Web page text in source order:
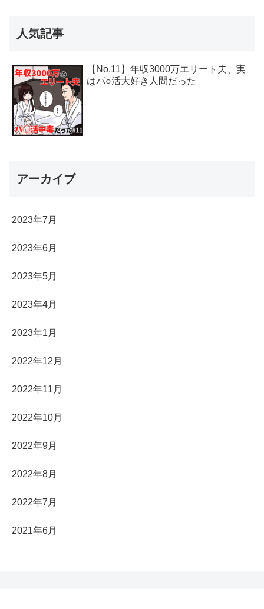
人気記事
【No.11】年収3000万エリート夫、実
はパ○活大好き人間だった
アーカイブ
2023年7月
2023年6月
2023年5月
2023年4月
2023年1月
2022年12月
2022年11月
2022年10月
2022年9月
2022年8月
2022年7月
2021年6月